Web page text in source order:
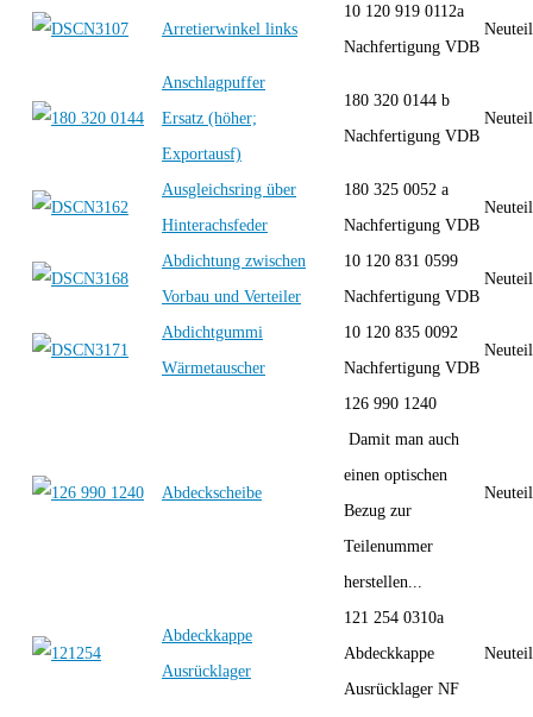
Arretierwinkel links
10 120 919 0112a
Nachfertigung VDB
Anschlagpuffer
Ersatz (höher;
Exportausf)
180 320 0144 b
Nachfertigung VDB
Ausgleichsring über
Hinterachsfeder
180 325 0052 a
Nachfertigung VDB
Abdichtung zwischen
Vorbau und Verteiler
10 120 831 0599
Nachfertigung VDB
Abdichtgummi
Wärmetauscher
10 120 835 0092
Nachfertigung VDB
Abdeckscheibe
126 990 1240
Damit man auch
einen optischen
Bezug zur
Teilenummer
herstellen...
Abdeckkappe
Ausrücklager
121 254 0310a
Abdeckkappe
Ausrücklager NF